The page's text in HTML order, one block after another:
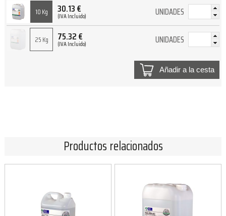
10 Kg 30.13€
(IVA Incluido) UNIDADES
25 Kg 75.32€
(IVA Incluido) UNIDADES
Añadir a la cesta
Productos relacionados